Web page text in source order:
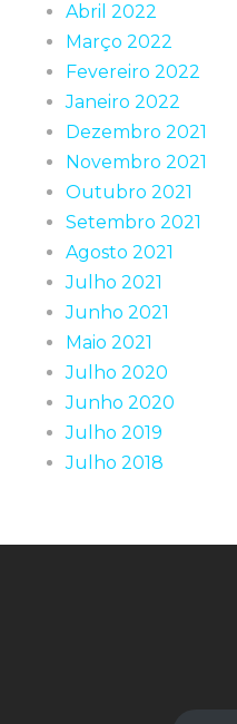
Abril 2022
Março 2022
Fevereiro 2022
Janeiro 2022
Dezembro 2021
Novembro 2021
Outubro 2021
Setembro 2021
Agosto 2021
Julho 2021
Junho 2021
Maio 2021
Julho 2020
Junho 2020
Julho 2019
Julho 2018